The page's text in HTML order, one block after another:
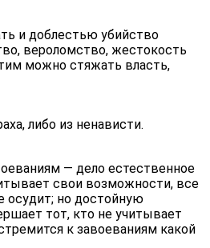
и доблестью убийство
вероломство, жестокость
можно стяжать власть,
либо из ненависти.
— дело естественное
свои возможности, все
осудит; но достойную
тот, кто не учитывает
к завоеваниям какой